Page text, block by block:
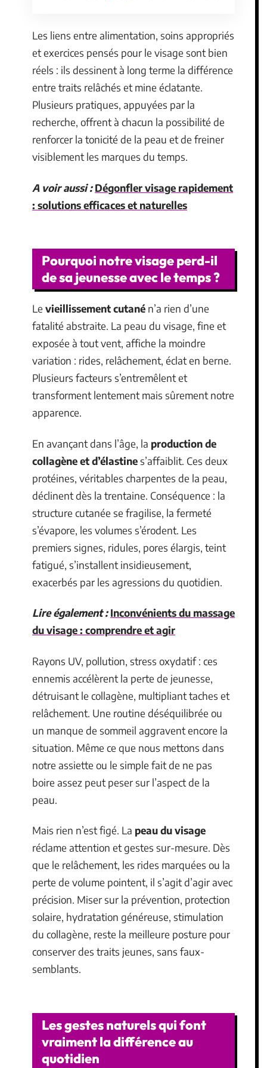
Les liens entre alimentation, soins appropriés
et exercices pensés pour le visage sont bien
réels : ils dessinent à long terme la différence
entre traits relâchés et mine éclatante.
Plusieurs pratiques, appuyées par la
recherche, offrent à chacun la possibilité de
renforcer la tonicité de la peau et de freiner
visiblement les marques du temps.
A voir aussi : Dégonfler visage rapidement
: solutions efficaces et naturelles
Pourquoi notre visage perd-il
de sa jeunesse avec le temps ?
Le vieillissement cutané n’a rien d’une
fatalité abstraite. La peau du visage, fine et
exposée à tout vent, affiche la moindre
variation : rides, relâchement, éclat en berne.
Plusieurs facteurs s’entremêlent et
transforment lentement mais sûrement notre
apparence.
En avançant dans l’âge, la production de
collagène et d’élastines’affaiblit. Ces deux
protéines, véritables charpentes de la peau,
déclinent dès la trentaine. Conséquence : la
structure cutanée se fragilise, la fermeté
s’évapore, les volumes s’érodent. Les
premiers signes, ridules, pores élargis, teint
fatigué, s’installent insidieusement,
exacerbés par les agressions du quotidien.
Lire également : Inconvénients du massage
du visage : comprendre et agir
Rayons UV, pollution, stress oxydatif : ces
ennemis accélèrent la perte de jeunesse,
détruisant le collagène, multipliant taches et
relâchement. Une routine déséquilibrée ou
un manque de sommeil aggravent encore la
situation. Même ce que nous mettons dans
notre assiette ou le simple fait de ne pas
boire assez peut peser sur l’aspect de la
peau.
Mais rien n’est figé. La peau du visage
réclame attention et gestes sur-mesure. Dès
que le relâchement, les rides marquées ou la
perte de volume pointent, il s’agit d’agir avec
précision. Miser sur la prévention, protection
solaire, hydratation généreuse, stimulation
du collagène, reste la meilleure posture pour
conserver des traits jeunes, sans faux-
semblants.
Les gestes naturels qui font
vraiment la différence au
quotidien